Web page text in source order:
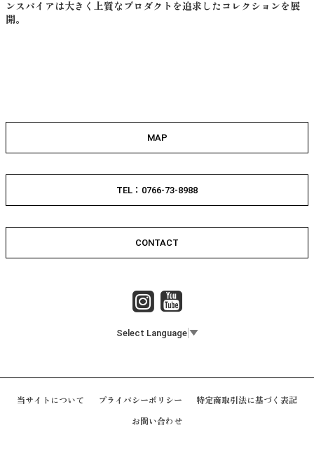
ンスパイアは大きく上質なプロダクトを追求したコレクションを展
開。
MAP
TEL：0766-73-8988
CONTACT
Select Language ▼
当サイトについて プライバシーポリシー 特定商取引法に基づく表記
お問い合わせ